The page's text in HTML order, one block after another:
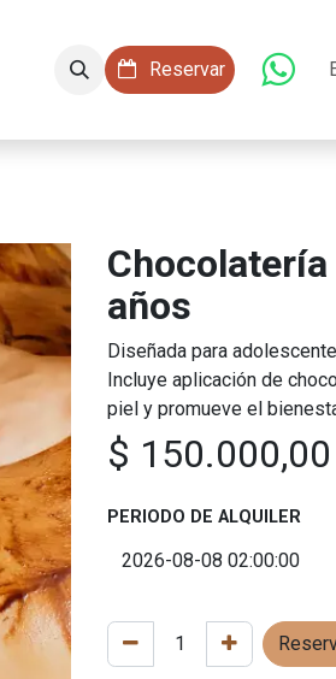
Servicios ​​ Reservar
años
Diseñada para
Incluye aplicación de
piel y promueve el
$ 150.000,00
PERIODO DE ALQUILER